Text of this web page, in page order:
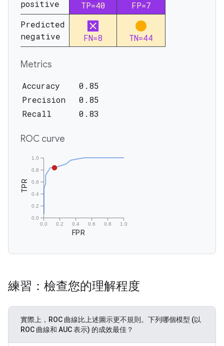
練習：檢查您的理解程度
實際上，ROC 曲線比上述圖示更不規則。下列哪個模型 (以
ROC 曲線和 AUC 表示) 的成效最佳？